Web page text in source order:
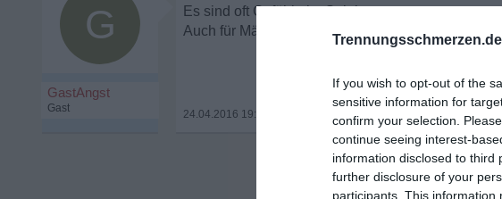
If you wish to opt-out of the
sensitive information for
confirm your selection.
continue seeing interest-
information disclosed to third
further disclosure of your
participants. This
G
GastAngst
Gast
Es sind oft Gefühle im Spiel.
Auch für Männer ist S...mit Gefühl schöner,
24.04.2016 19:39